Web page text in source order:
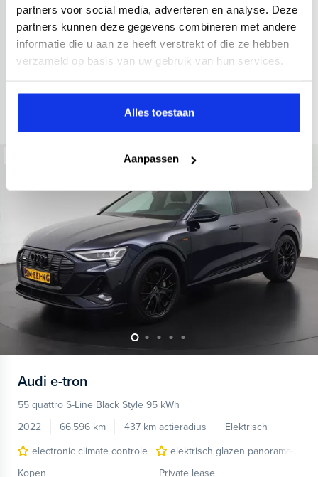
partners voor social media, adverteren en analyse. Deze
partners kunnen deze gegevens combineren met andere
informatie die u aan ze heeft verstrekt of die ze hebben
verzameld op basis van uw gebruik van hun services.
Alles toestaan
Aanpassen
34.998 km 437 km actieradius
Elektrisch
electronic climate controle
elektrisch glazen panorama-dak
Kopen
36.895,-
Private lease
793,- p.m.
Audi e-tron
55 quattro S-Line Black Style 95 kWh
2022
66.596 km 437 km actieradius
Elektrisch
electronic climate controle
elektrisch glazen panorama-dak
Kopen
Private lease